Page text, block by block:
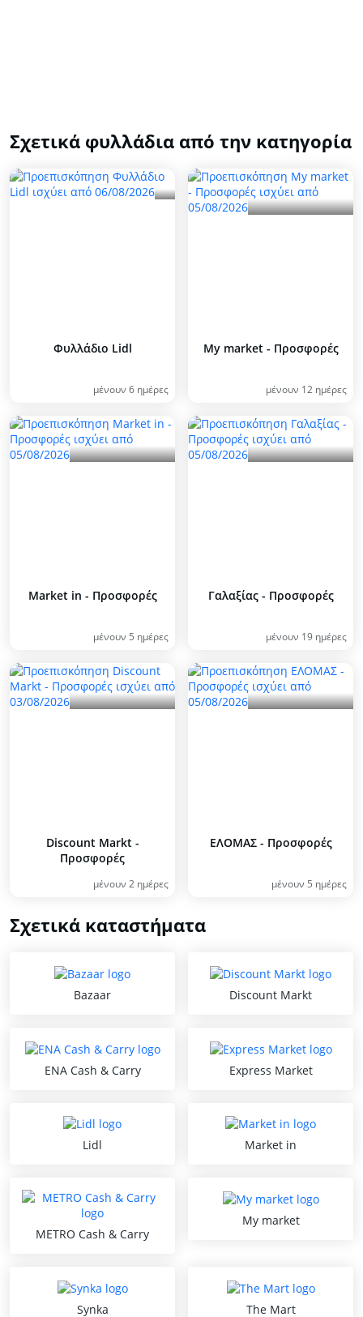
Σχετικά φυλλάδια από την κατηγορία
Φυλλάδιο Lidl
μένουν 6 ημέρες
My market - Προσφορές
μένουν 12 ημέρες
Market in - Προσφορές
μένουν 5 ημέρες
Γαλαξίας - Προσφορές
μένουν 19 ημέρες
Discount Markt -
Προσφορές
μένουν 2 ημέρες
ΕΛΟΜΑΣ - Προσφορές
μένουν 5 ημέρες
Σχετικά καταστήματα
Bazaar Discount Markt
ENA Cash & Carry Express Market
Lidl Market in
METRO Cash & Carry
My market
Synka The Mart